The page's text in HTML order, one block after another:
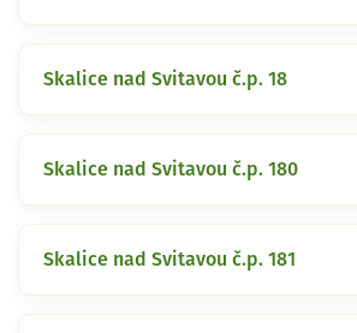
Skalice nad Svitavou č.p. 18
Skalice nad Svitavou č.p. 180
Skalice nad Svitavou č.p. 181